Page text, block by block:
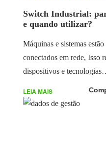
Switch Industrial:
e quando utilizar?
Máquinas e sistemas
conectados em rede, Isso
dispositivos e
LEIA MAIS